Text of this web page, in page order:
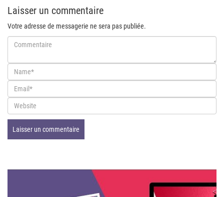
Laisser un commentaire
Votre adresse de messagerie ne sera pas publiée.